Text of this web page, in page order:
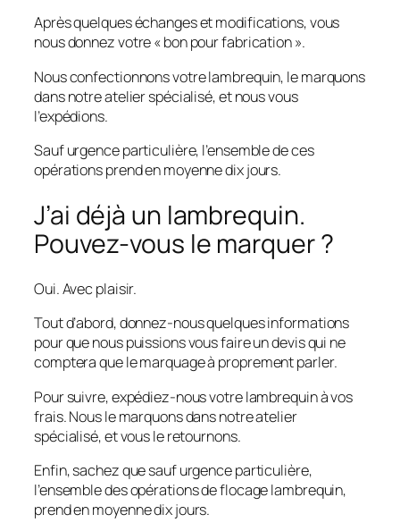
Après quelques échanges et modifications, vous
nous donnez votre « bon pour fabrication ».
Nous confectionnons votre lambrequin, le marquons
dans notre atelier spécialisé, et nous vous
l’expédions.
Sauf urgence particulière, l’ensemble de ces
opérations prend en moyenne dix jours.
J’ai déjà un lambrequin.
Pouvez-vous le marquer ?
Oui. Avec plaisir.
Tout d’abord, donnez-nous quelques informations
pour que nous puissions vous faire un devis qui ne
comptera que le marquage à proprement parler.
Pour suivre, expédiez-nous votre lambrequin à vos
frais. Nous le marquons dans notre atelier
spécialisé, et vous le retournons.
Enfin, sachez que sauf urgence particulière,
l’ensemble des opérations de flocage lambrequin,
prend en moyenne dix jours.